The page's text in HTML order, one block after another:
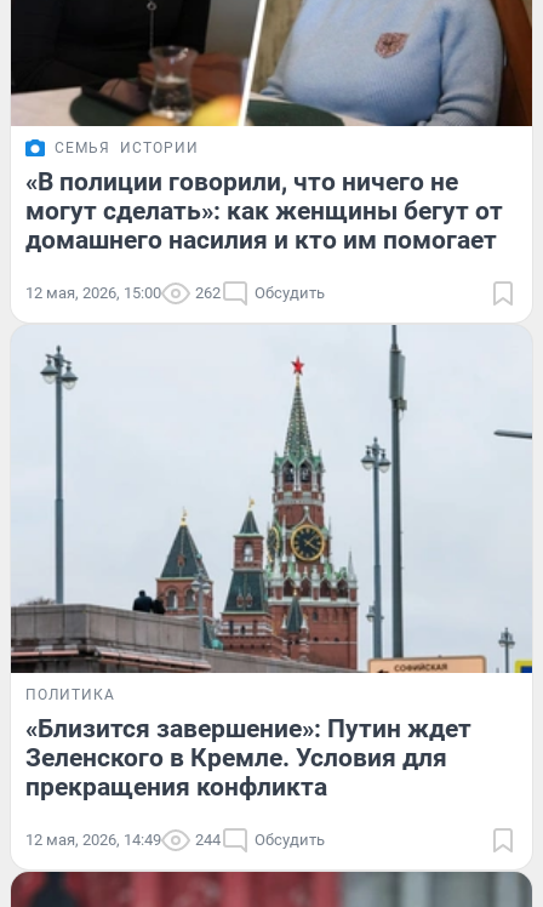
СЕМЬЯ ИСТОРИИ
«В полиции говорили, что ничего не
могут сделать»: как женщины бегут от
домашнего насилия и кто им помогает
12 мая, 2026, 15:00 262 Обсудить
ПОЛИТИКА
«Близится завершение»: Путин ждет
Зеленского в Кремле. Условия для
прекращения конфликта
12 мая, 2026, 14:49 244 Обсудить